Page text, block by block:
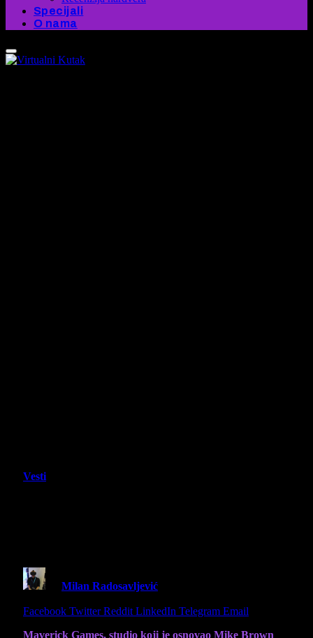
Specijali
O nama
Vesti
Milan Radosavljević
Facebook Twitter Reddit LinkedIn Telegram Email
Maverick Games, studio koji je osnovao Mike Brown